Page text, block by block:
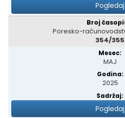
Pogledaj
Poresko-
354/355
MAJ
2025
Pogledaj